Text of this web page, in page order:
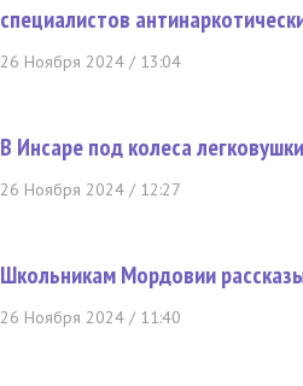
специалистов
26 Ноября 2024 / 13:04
В Инсаре под колеса
26 Ноября 2024 / 12:27
Школьникам Мордовии
26 Ноября 2024 / 11:40